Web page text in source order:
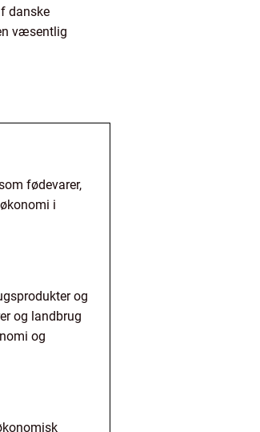
danske
væsentlig
fødevarer,
i
og
og landbrug
og